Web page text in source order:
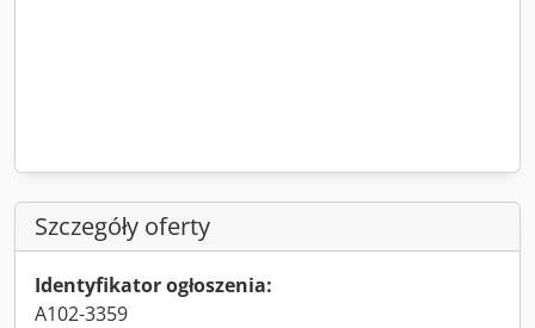
Szczegóły oferty
Identyfikator ogłoszenia:
A102-3359